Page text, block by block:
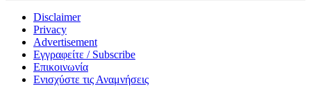
Disclaimer
Privacy
Advertisement
Εγγραφείτε / Subscribe
Επικοινωνία
Ενισχύστε τις Αναμνήσεις